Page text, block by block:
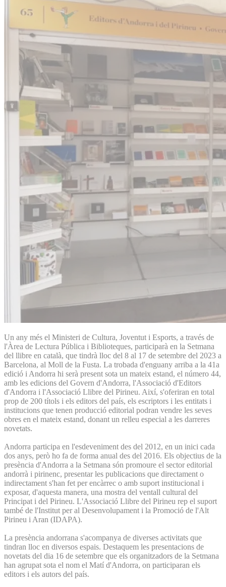
Un any més el Ministeri de Cultura, Joventut i Esports, a través de
l'Àrea de Lectura Pública i Biblioteques, participarà en la Setmana
del llibre en català, que tindrà lloc del 8 al 17 de setembre del 2023 a
Barcelona, al Moll de la Fusta. La trobada d'enguany arriba a la 41a
edició i Andorra hi serà present sota un mateix estand, el número 44,
amb les edicions del Govern d'Andorra, l'Associació d'Editors
d'Andorra i l'Associació Llibre del Pirineu. Així, s'oferiran en total
prop de 200 títols i els editors del país, els escriptors i les entitats i
institucions que tenen producció editorial podran vendre les seves
obres en el mateix estand, donant un relleu especial a les darreres
novetats.
Andorra participa en l'esdeveniment des del 2012, en un inici cada
dos anys, però ho fa de forma anual des del 2016. Els objectius de la
presència d'Andorra a la Setmana són promoure el sector editorial
andorrà i pirinenc, presentar les publicacions que directament o
indirectament s'han fet per encàrrec o amb suport institucional i
exposar, d'aquesta manera, una mostra del ventall cultural del
Principat i del Pirineu. L'Associació Llibre del Pirineu rep el suport
també de l'Institut per al Desenvolupament i la Promoció de l'Alt
Pirineu i Aran (IDAPA).
La presència andorrana s'acompanya de diverses activitats que
tindran lloc en diversos espais. Destaquem les presentacions de
novetats del dia 16 de setembre que els organitzadors de la Setmana
han agrupat sota el nom el Matí d'Andorra, on participaran els
editors i els autors del país.